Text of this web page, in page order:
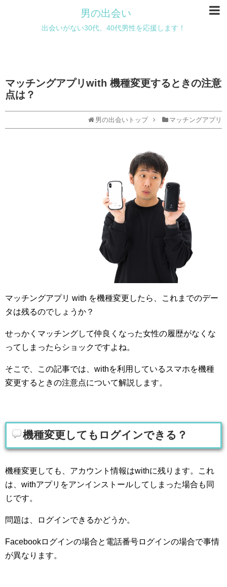
男の出会い
出会いがない30代、40代男性を応援します！
マッチングアプリwith 機種変更するときの注意
点は？
男の出会いトップ マッチングアプリ
マッチングアプリ with を機種変更したら、これまでのデー
タは残るのでしょうか？
せっかくマッチングして仲良くなった女性の履歴がなくな
ってしまったらショックですよね。
そこで、この記事では、withを利用しているスマホを機種
変更するときの注意点について解説します。
機種変更してもログインできる？
機種変更しても、アカウント情報はwithに残ります。これ
は、withアプリをアンインストールしてしまった場合も同
じです。
問題は、ログインできるかどうか。
Facebookログインの場合と電話番号ログインの場合で事情
が異なります。